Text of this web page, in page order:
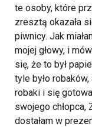
te osoby, które
zresztą okazała
piwnicy. Jak
mojej głowy, i
się, że to był
tyle było
robaki i się
swojego chłopca,
dostałam w